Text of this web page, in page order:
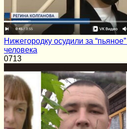
Нижегородку осудили за
человека
0713